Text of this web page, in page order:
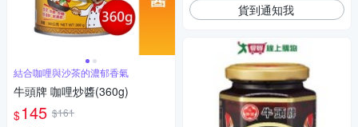
結合咖哩與沙茶的濃郁香氣
牛頭牌 咖哩炒醬(360g)
$145 $161
貨到通知我